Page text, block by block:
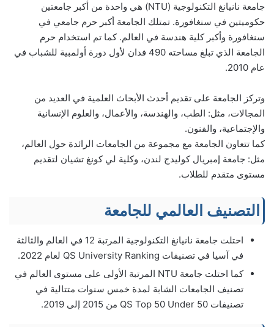
جامعة نانيانغ التكنولوجية (NTU) هي واحدة من أكبر جامعتين
حكوميتين في سنغافورة. تمتلك الجامعة أكبر حرم جامعي في
سنغافورة وأكبر كلية هندسة في العالم. كما تم استخدام حرم
الجامعة الذي تبلغ مساحته 490 فدان لأول دورة أولمبية للشباب في
عام 2010.
وتركز الجامعة على تقديم أحدث الأبحاث العلمية في العديد من
المجالات، مثل: الطب، والهندسة، والأعمال، والعلوم الإنسانية
والإجتماعية، والفنون.
كما تتعاون الجامعة مع مجموعة من الجامعات الرائدة حول العالم،
مثل: جامعة إمبريال كوليدج لندن، وكلية لي كونغ تشيان لتقديم
مستوى متقدم للطلاب.
التصنيف العالمي للجامعة
احتلت جامعة نانيانغ التكنولوجية المرتبة 12 في العالم والثالثة
في آسيا في تصنيفات QS University Ranking لعام 2022.
كما احتلت جامعة NTU المرتبة الأولى على مستوى العالم في
تصنيف الجامعات الشابة لمدة خمس سنوات متتالية في
تصنيفات QS Top 50 Under 50 من 2015 إلى 2019.